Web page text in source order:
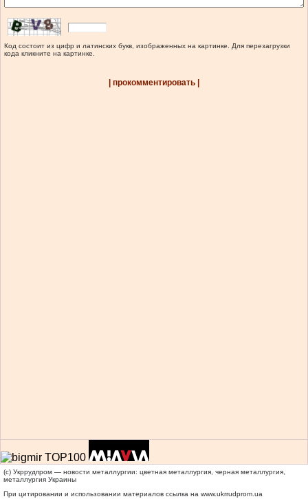
Код состоит из цифр и латинских букв, изображенных на картинке. Для перезагрузки
кода кликните на картинке.
| прокомментировать |
(c) Укррудпром — новости металлургии: цветная металлургия, черная металлургия,
металлургия Украины
При цитировании и использовании материалов ссылка на www.ukrrudprom.ua